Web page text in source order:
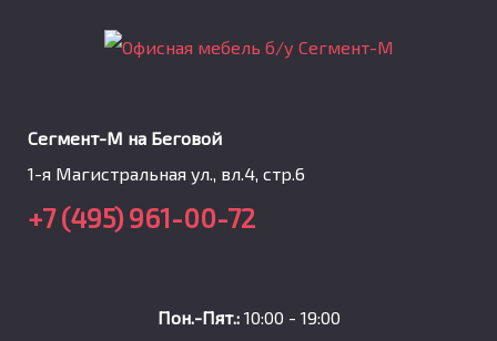
Сегмент-М на Беговой
1-я Магистральная ул., вл.4, стр.6
+7 (495) 961-00-72
Пон.-Пят.: 10:00 - 19:00